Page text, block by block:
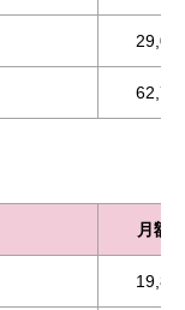
月額